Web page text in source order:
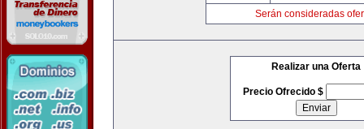
Serán consideradas
Realizar una Oferta
Precio Ofrecido $